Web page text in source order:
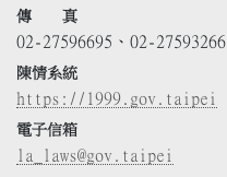
傳 真
02-27596695、02-27593266
陳情系統
https://1999.gov.taipei
電子信箱
la_laws@gov.taipei